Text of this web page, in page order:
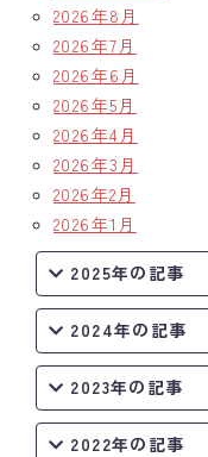
案内
例会場・事務局の案内
リンク集
情報公開
入会のご案内
2026年8月
2026年7月
2026年6月
2026年5月
2026年4月
2026年3月
2026年2月
2026年1月
2025年の記事
2024年の記事
2023年の記事
2022年の記事